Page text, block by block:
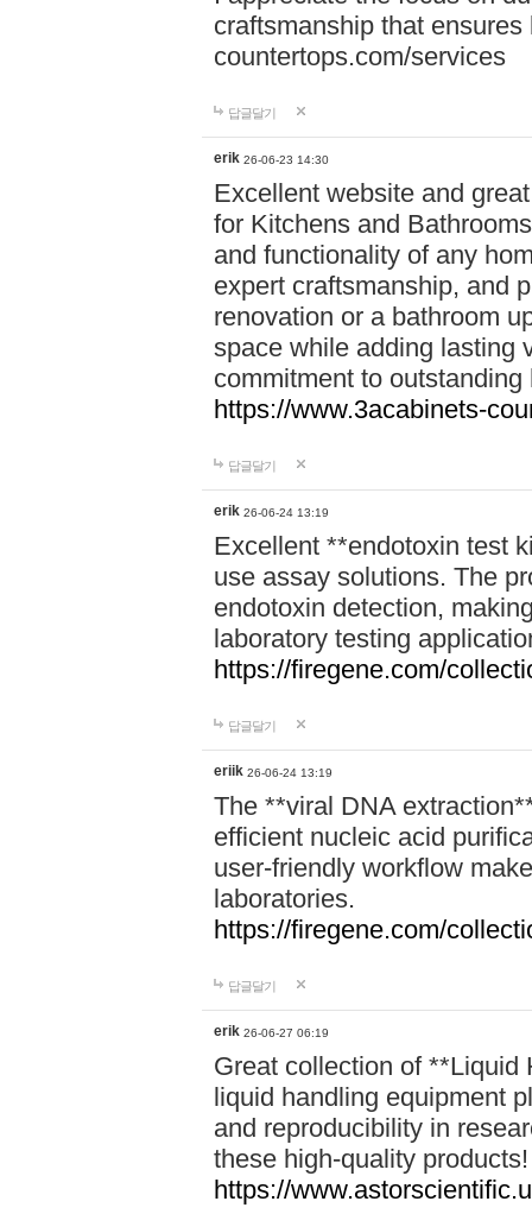
craftsmanship that
countertops.com/services
답글달기
erik 26-06-23 14:30
Excellent website and
for Kitchens and
and functionality of any
expert craftsmanship, and
renovation or a bathroom
space while adding lasting
commitment to
https://www.3acabinets-
답글달기
erik 26-06-24 13:19
Excellent **endotoxin test
use assay solutions. The
endotoxin detection,
laboratory testing
https://firegene.com/
답글달기
eriik 26-06-24 13:19
The **viral DNA
efficient nucleic acid
user-friendly workflow
laboratories.
https://firegene.com/
답글달기
erik 26-06-27 06:19
Great collection of **Liquid
liquid handling equipment
and reproducibility in
these high-quality products!
https://